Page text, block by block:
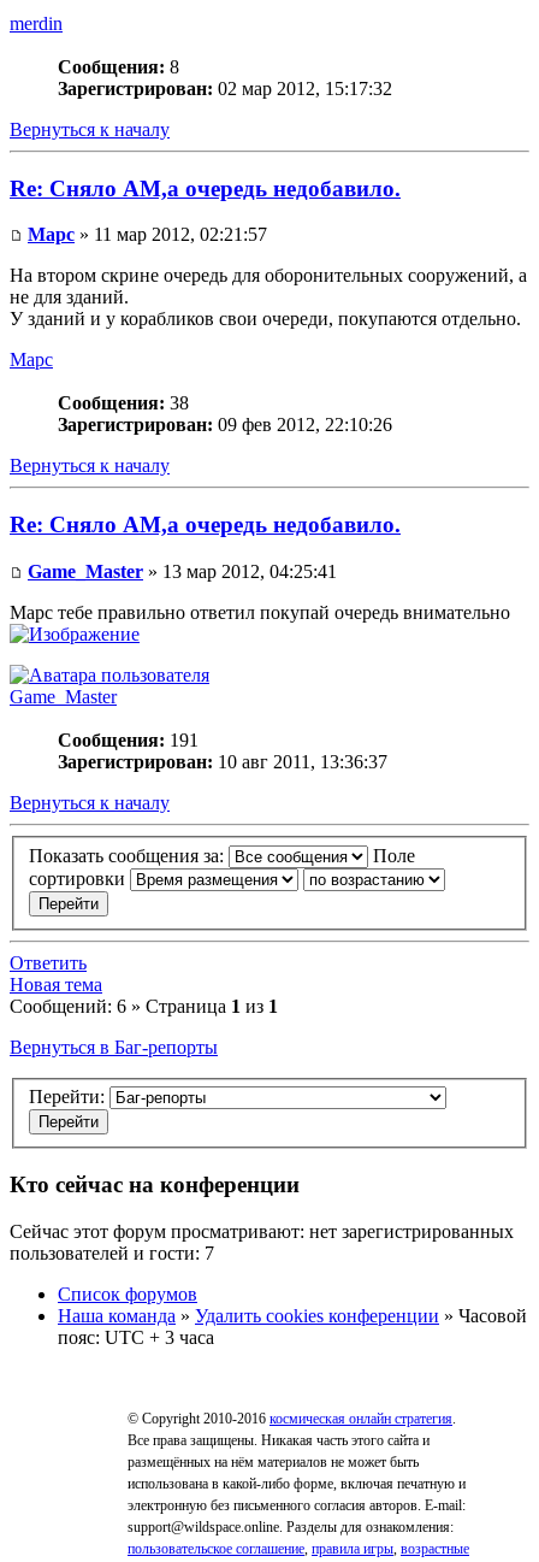
merdin
Сообщения: 8
Зарегистрирован: 02 мар 2012, 15:17:32
Вернуться к началу
Re: Сняло АМ,а очередь недобавило.
Mapc » 11 мар 2012, 02:21:57
На втором скрине очередь для оборонительных сооружений, а
не для зданий.
У зданий и у корабликов свои очереди, покупаются отдельно.
Mapc
Сообщения: 38
Зарегистрирован: 09 фев 2012, 22:10:26
Вернуться к началу
Re: Сняло АМ,а очередь недобавило.
Game_Master » 13 мар 2012, 04:25:41
Марс тебе правильно ответил покупай очередь внимательно
Game_Master
Сообщения: 191
Зарегистрирован: 10 авг 2011, 13:36:37
Вернуться к началу
Показать сообщения за:
Поле
сортировки
Ответить
Новая тема
Сообщений: 6 » Страница 1 из 1
Вернуться в Баг-репорты
Перейти:
Кто сейчас на конференции
Сейчас этот форум просматривают: нет зарегистрированных
пользователей и гости: 7
Список форумов
Наша команда » Удалить cookies конференции » Часовой
пояс: UTC + 3 часа
© Copyright 2010-2016 космическая онлайн стратегия
Все права защищены. Никакая часть этого сайта и
размещённых на нём материалов не может быть
использована в какой-либо форме, включая печатную и
электронную без письменного согласия авторов. E-mail:
support@wildspace.online. Разделы для ознакомления:
пользовательское соглашение правила игры возрастные